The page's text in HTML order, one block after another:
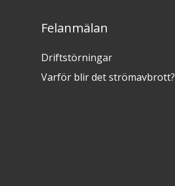
Felanmälan
Driftstörningar
Varför blir det strömavbrott?